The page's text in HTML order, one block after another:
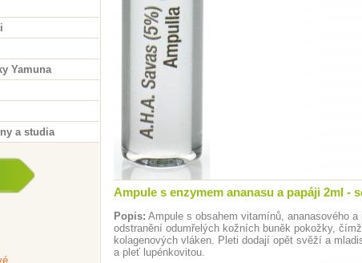
Yamuna
a studia
Ampule s enzymem ananasu a papáji 2ml -
Popis: Ampule s obsahem vitamínů, ananasového
odstranění odumřelých kožních buněk pokožky,
kolagenových vláken. Pleti dodají opět svěží a
a pleť lupénkovitou.